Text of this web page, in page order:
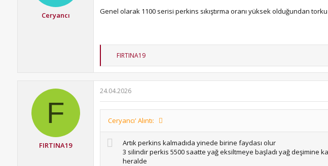
Ceryancı
Genel olarak 1100 serisi perkins sıkıştırma oranı yüksek olduğundan
T
p
l
e
r
:
FIRTINA19
F
FIRTINA19
24.04.2026
Ceryancı' Alıntı:
Artık perkins kalmadıda yinede birine faydası olur
3 silindir perkis 5500 saatte yağ eksiltmeye başladı yağ deşimine
heralde